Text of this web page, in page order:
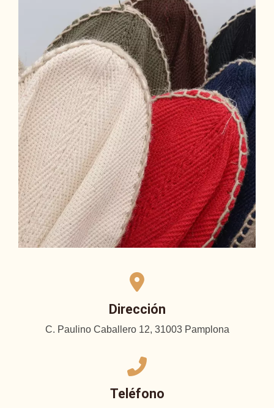
Dirección
C. Paulino Caballero 12, 31003 Pamplona
Teléfono